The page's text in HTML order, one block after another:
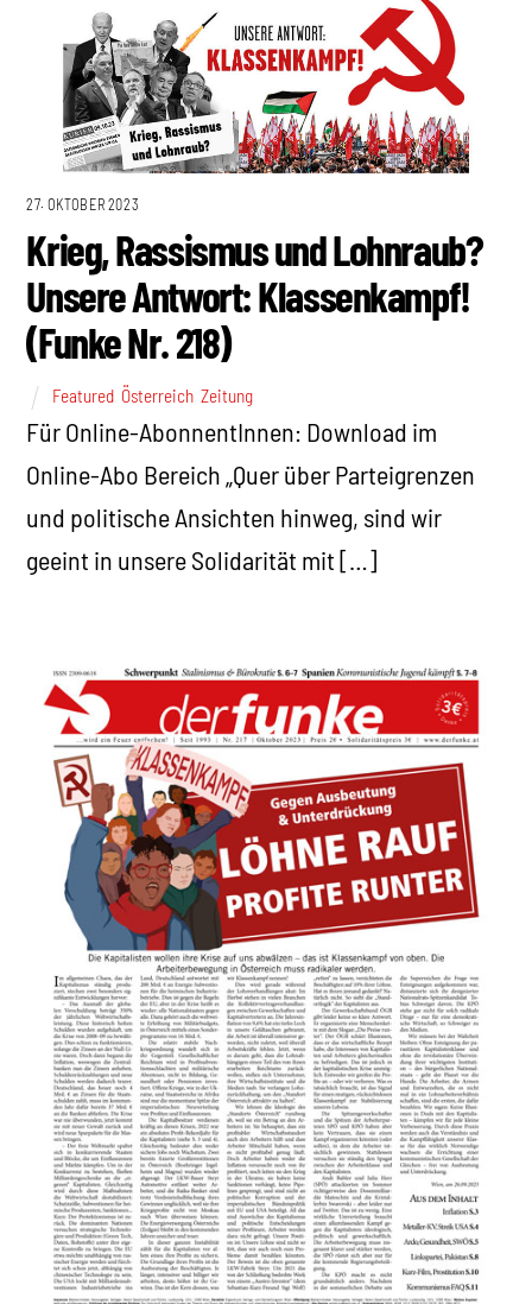
27. OKTOBER 2023
Krieg, Rassismus und Lohnraub?
Unsere Antwort: Klassenkampf!
(Funke Nr. 218)
Featured Österreich ,Zeitung
Für Online-AbonnentInnen: Download im
Online-Abo Bereich „Quer über Parteigrenzen
und politische Ansichten hinweg, sind wir
geeint in unsere Solidarität mit […]